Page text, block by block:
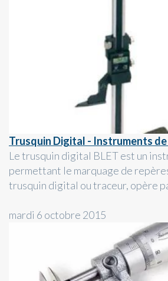
Trusquin Digital - Instruments de
Le trusquin digital BLET est un
permettant le marquage de
trusquin digital ou traceur, opère
mardi 6 octobre 2015